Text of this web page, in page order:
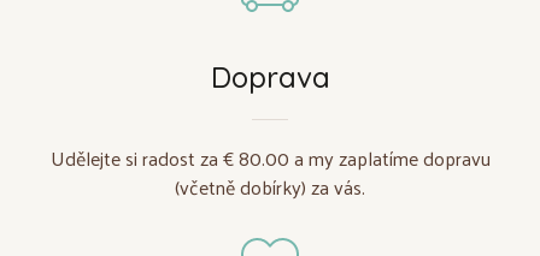
Doprava
Udělejte si radost za € 80.00 a my zaplatíme dopravu
(včetně dobírky) za vás.